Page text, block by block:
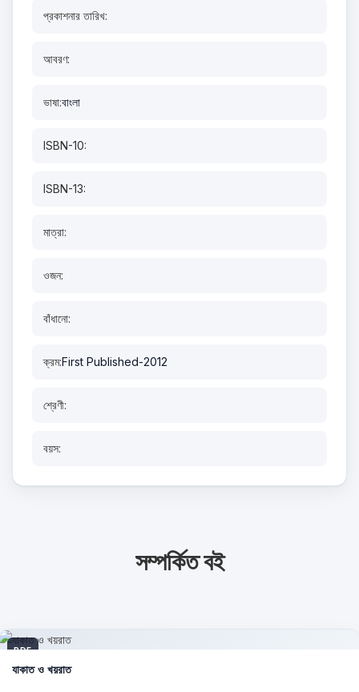
প্রকাশনার তারিখ:
আবরণ:
ভাষা:বাংলা
ISBN-10:
ISBN-13:
মাত্রা:
ওজন:
বাঁধানো:
ক্রম:First Published-2012
শ্রেণী:
বয়স:
সম্পর্কিত বই
PDF
যাকাত ও খয়রাত